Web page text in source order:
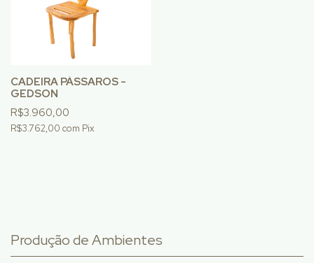
CADEIRA PÁSSAROS -
GEDSON
R$3.960,00
R$3.762,00 com Pix
Produção de Ambientes